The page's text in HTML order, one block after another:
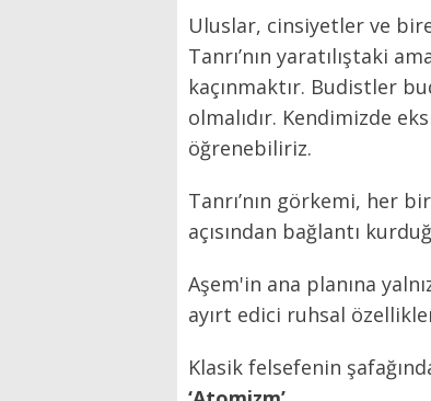
Uluslar, cinsiyetler ve
Tanrı’nın yaratılıştaki
kaçınmaktır. Budistler
olmalıdır. Kendimizde
öğrenebiliriz.
Tanrı’nın görkemi, her
açısından bağlantı
Aşem'in ana planına
ayırt edici ruhsal
Klasik felsefenin